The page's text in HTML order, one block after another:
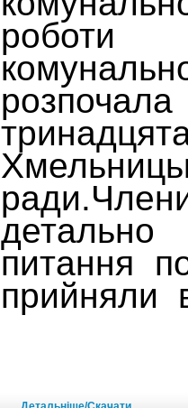
роботи
питання
прийняли